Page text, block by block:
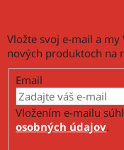
Vložte svoj e-mail a
nových produktoch na
Email
Vložením e-mailu
osobných údajov.